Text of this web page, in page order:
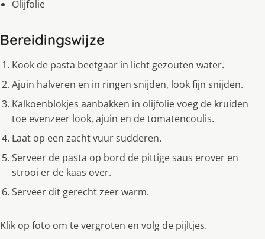
Olijfolie
Bereidingswijze
Kook de pasta beetgaar in licht gezouten water.
Ajuin halveren en in ringen snijden, look fijn snijden.
Kalkoenblokjes aanbakken in olijfolie voeg de kruiden
toe evenzeer look, ajuin en de tomatencoulis.
Laat op een zacht vuur sudderen.
Serveer de pasta op bord de pittige saus erover en
strooi er de kaas over.
Serveer dit gerecht zeer warm.
Klik op foto om te vergroten en volg de pijltjes.